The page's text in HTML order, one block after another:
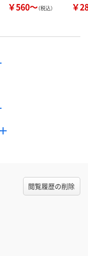
￥560～（税込） ￥
閲覧履歴の削除